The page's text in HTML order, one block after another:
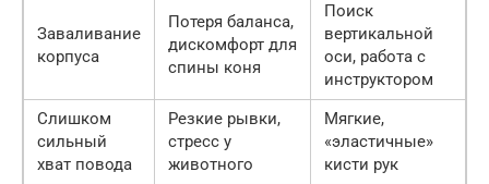
Заваливание
корпуса
Потеря баланса,
дискомфорт для
спины коня
Поиск
вертикальной
оси, работа с
инструктором
Слишком
сильный
хват повода
Резкие рывки,
стресс у
животного
Мягкие,
«эластичные»
кисти рук